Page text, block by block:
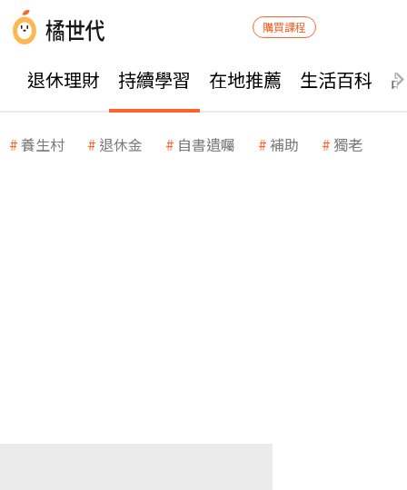
購買課程
退休理財 持續學習 在地推薦 生活百科
養生村 退休金 自書遺囑 補助 獨老